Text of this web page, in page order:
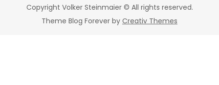
Copyright Volker Steinmaier © All rights reserved.
Theme Blog Forever by Creativ Themes